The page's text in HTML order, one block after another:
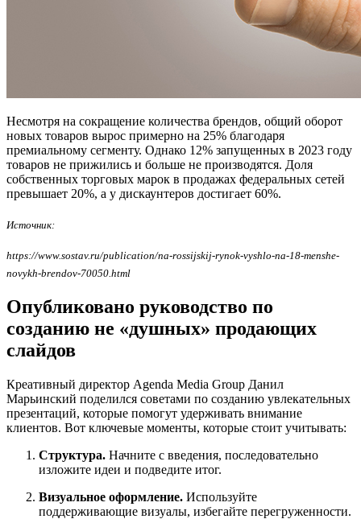
Несмотря на сокращение количества брендов, общий оборот
новых товаров вырос примерно на 25% благодаря
премиальному сегменту. Однако 12% запущенных в 2023 году
товаров не прижились и больше не производятся. Доля
собственных торговых марок в продажах федеральных сетей
превышает 20%, а у дискаунтеров достигает 60%.
Источник:
https://www.sostav.ru/publication/na-rossijskij-rynok-vyshlo-na-18-menshe-
novykh-brendov-70050.html
Опубликовано руководство по
созданию не «душных» продающих
слайдов
Креативный директор Agenda Media Group Данил
Марьинский поделился советами по созданию увлекательных
презентаций, которые помогут удерживать внимание
клиентов. Вот ключевые моменты, которые стоит учитывать:
Структура. Начните с введения, последовательно
изложите идеи и подведите итог.
Визуальное оформление. Используйте
поддерживающие визуалы, избегайте перегруженности.